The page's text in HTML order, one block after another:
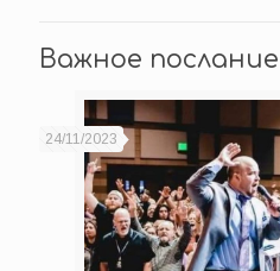
Важное послание
24/11/2023